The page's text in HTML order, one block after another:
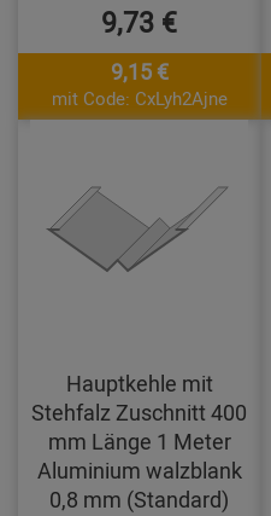
9,73 €
9,15 €
mit Code: CxLyh2Ajne
Hauptkehle mit
Stehfalz Zuschnitt 400
mm Länge 1 Meter
Aluminium walzblank
0,8 mm (Standard)